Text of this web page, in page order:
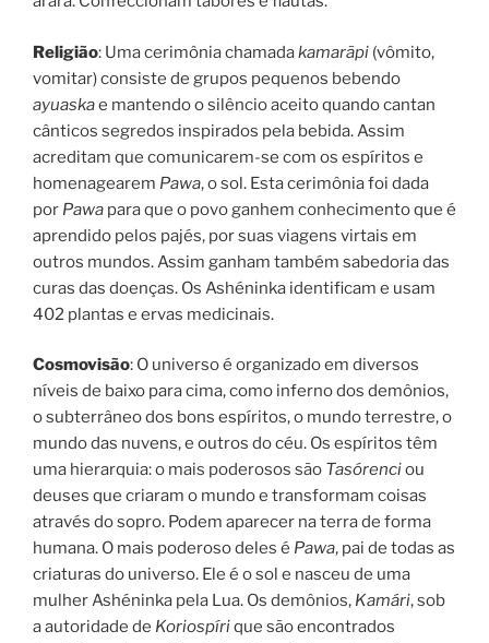
Religião: Uma cerimônia chamadakamarãpi (vômito,
vomitar) consiste de grupos pequenos bebendo
ayuaskae mantendo o silêncio aceito quando cantan
cânticos segredos inspirados pela bebida. Assim
acreditam que comunicarem-se com os espíritos e
homenagearem Pawa, o sol. Esta cerimônia foi dada
por Pawa para que o povo ganhem conhecimento que é
aprendido pelos pajés, por suas viagens virtais em
outros mundos. Assim ganham também sabedoria das
curas das doenças. Os Ashéninka identificam e usam
402 plantas e ervas medicinais.
Cosmovisão: O universo é organizado em diversos
níveis de baixo para cima, como inferno dos demônios,
o subterrâneo dos bons espíritos, o mundo terrestre, o
mundo das nuvens, e outros do céu. Os espíritos têm
uma hierarquia: o mais poderosos são Tasórenciou
deuses que criaram o mundo e transformam coisas
através do sopro. Podem aparecer na terra de forma
humana. O mais poderoso deles é Pawa, pai de todas as
criaturas do universo. Ele é o sol e nasceu de uma
mulher Ashéninka pela Lua. Os demônios, Kamári, sob
a autoridade de Koriospírique são encontrados